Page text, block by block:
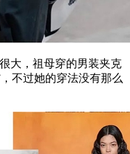
，祖母穿的男装夹克
不过她的穿法没有那么